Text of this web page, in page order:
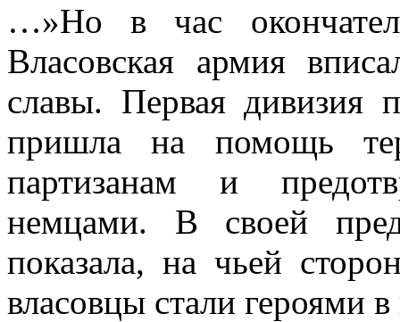
…»Но в час
Власовская армия
славы. Первая дивизия
пришла на помощь
партизанам и
немцами. В своей
показала, на чьей
власовцы стали героями в